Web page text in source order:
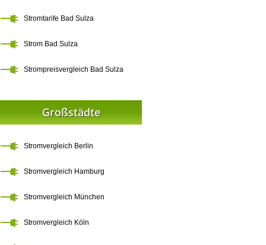
Stromtarife Bad Sulza
Strom Bad Sulza
Strompreisvergleich Bad Sulza
Großstädte
Stromvergleich Berlin
Stromvergleich Hamburg
Stromvergleich München
Stromvergleich Köln